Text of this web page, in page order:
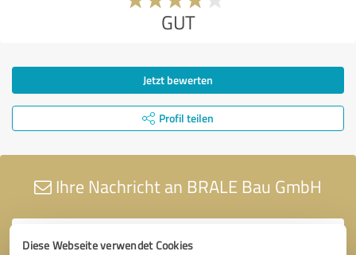
Diese Webseite verwendet Cookies
GUT
Jetzt bewerten
Profil teilen
Ihre Nachricht an BRALE Bau GmbH